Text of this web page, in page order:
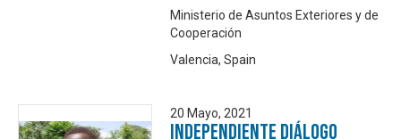
Ministerio de Asuntos Exteriores y de
Cooperación
Valencia, Spain
20 Mayo, 2021
Independiente Diálogo